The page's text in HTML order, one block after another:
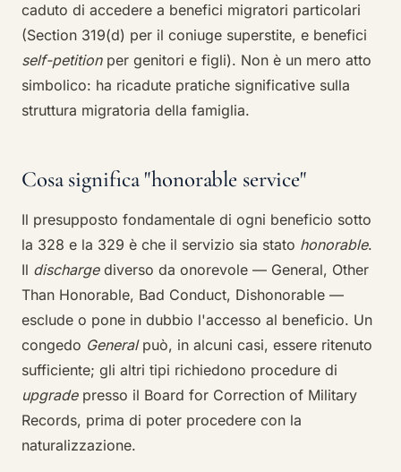
caduto di accedere a benefici migratori particolari
(Section 319(d) per il coniuge superstite, e benefici
self-petitionper genitori e figli). Non è un mero atto
simbolico: ha ricadute pratiche significative sulla
struttura migratoria della famiglia.
Cosa significa "honorable service"
Il presupposto fondamentale di ogni beneficio sotto
la 328 e la 329 è che il servizio sia stato honorable.
Il dischargediverso da onorevole — General, Other
Than Honorable, Bad Conduct, Dishonorable —
esclude o pone in dubbio l'accesso al beneficio. Un
congedo Generalpuò, in alcuni casi, essere ritenuto
sufficiente; gli altri tipi richiedono procedure di
upgradepresso il Board for Correction of Military
Records, prima di poter procedere con la
naturalizzazione.